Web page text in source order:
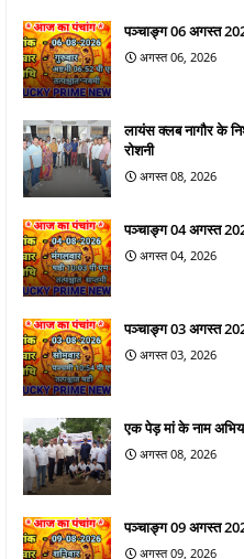
पञ्चाङ्ग 06 अगस्त
अगस्त 06, 2026
लायंस क्लब नागौर के
रोशनी
अगस्त 08, 2026
पञ्चाङ्ग 04 अगस्त
अगस्त 04, 2026
पञ्चाङ्ग 03 अगस्त
अगस्त 03, 2026
एक पेड़ मां के नाम
अगस्त 08, 2026
पञ्चाङ्ग 09 अगस्त
अगस्त 09, 2026